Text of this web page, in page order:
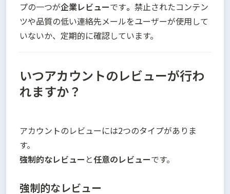
プの一つが企業レビューです。 禁止されたコンテン
ツや品質の低い連絡先メールをユーザーが使用して
いないか、定期的に確認しています。
いつアカウントのレビューが行わ
れますか？
アカウントのレビューには2つのタイプがありま
強制的なレビュー と任意のレビューです。
強制的なレビュー